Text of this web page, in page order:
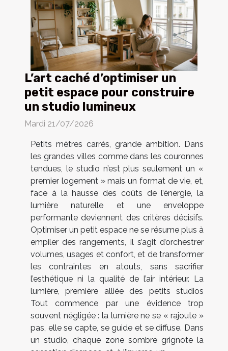
L’art caché d’optimiser un
petit espace pour construire
un studio lumineux
Mardi 21/07/2026
Petits mètres carrés, grande ambition. Dans
les grandes villes comme dans les couronnes
tendues, le studio n’est plus seulement un «
premier logement » mais un format de vie, et,
face à la hausse des coûts de l’énergie, la
lumière naturelle et une enveloppe
performante deviennent des critères décisifs.
Optimiser un petit espace ne se résume plus à
empiler des rangements, il s’agit d’orchestrer
volumes, usages et confort, et de transformer
les contraintes en atouts, sans sacrifier
l’esthétique ni la qualité de l’air intérieur. La
lumière, première alliée des petits studios
Tout commence par une évidence trop
souvent négligée : la lumière ne se « rajoute »
pas, elle se capte, se guide et se diffuse. Dans
un studio, chaque zone sombre grignote la